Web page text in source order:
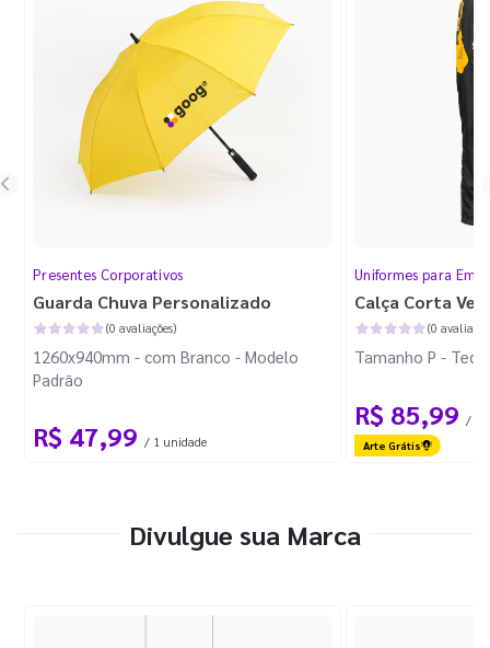
Presentes Corporativos
Guarda Chuva Personalizado
(0 avaliações)
1260x940mm - com Branco - Modelo
Padrão
R$ 47,99 / 1 unidade
Uniformes para
Calça Corta
(0
Tamanho P -
R$ 85,99 / 1
Arte Grátis
Divulgue sua Marca